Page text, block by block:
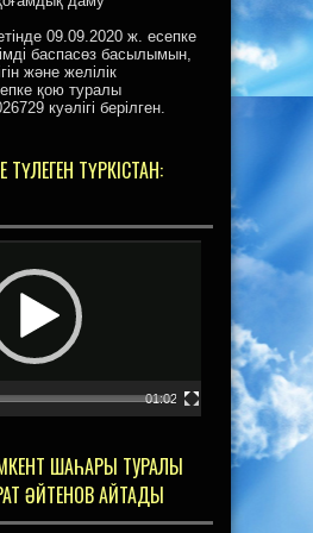
09.09.2020 ж. есепке
баспасөз басылымын,
және желілік
қою туралы
куәлігі берілген.
ТҮЛЕГЕН ТҮРКІСТАН:
01:02
ШАҺАРЫ ТУРАЛЫ
ӘЙТЕНОВ АЙТАДЫ